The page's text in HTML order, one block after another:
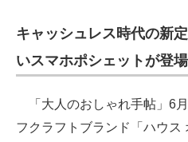
キャッシュレス時代の新
いスマホポシェットが登場
「大人のおしゃれ手帖」6
フクラフトブランド「ハウス